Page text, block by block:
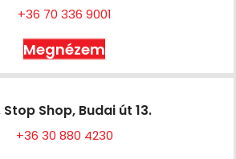
+36 70 336 9001
Megnézem
Stop Shop, Budai út 13.
+36 30 880 4230